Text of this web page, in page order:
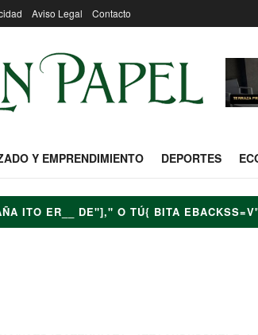
Aviso Legal Contacto
Y EMPRENDIMIENTO DEPORTES
ITO ER__ DE"]," O TÚ{ BITA